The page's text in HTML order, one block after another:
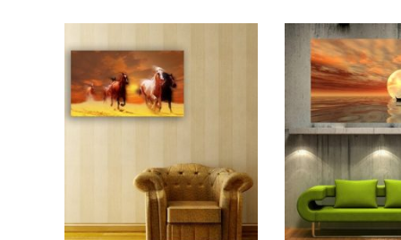
wiele
produktu